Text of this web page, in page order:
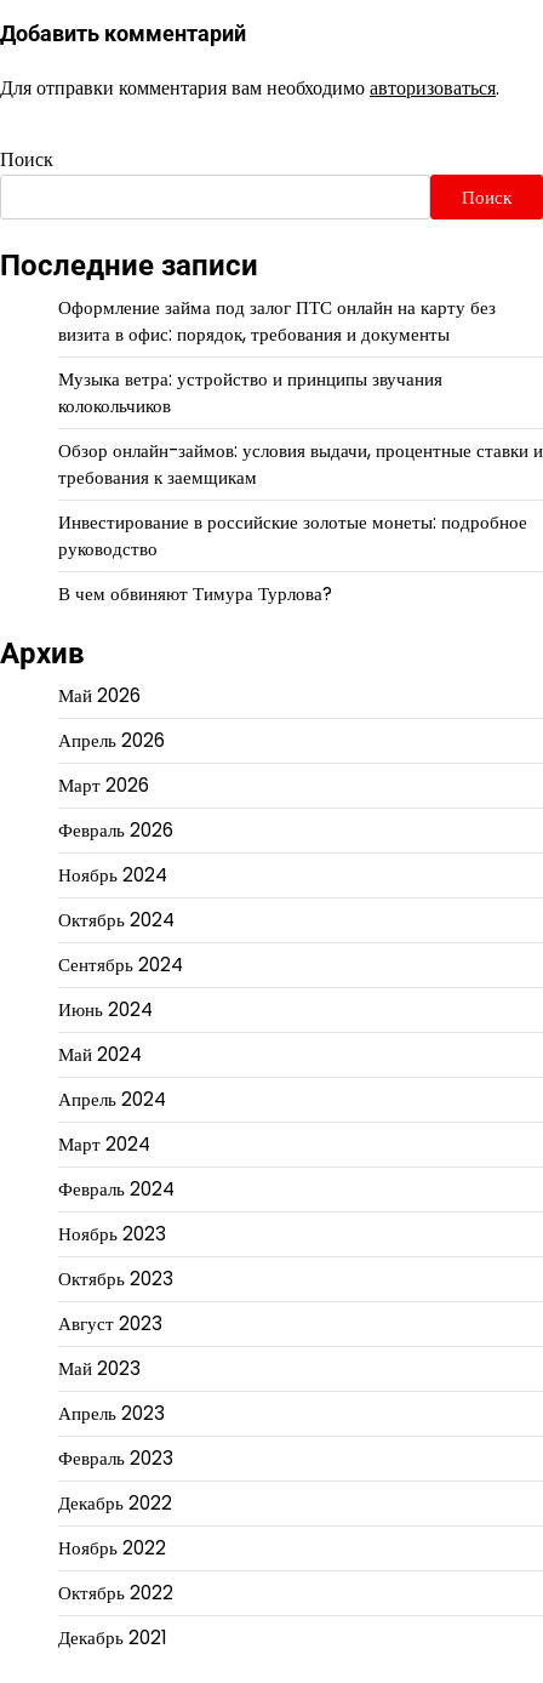
Добавить комментарий
Для отправки комментария вам необходимоавторизоваться.
Поиск
Поиск
Последние записи
Оформление займа под залог ПТС онлайн на карту без
визита в офис: порядок, требования и документы
Музыка ветра: устройство и принципы звучания
колокольчиков
Обзор онлайн-займов: условия выдачи, процентные ставки и
требования к заемщикам
Инвестирование в российские золотые монеты: подробное
руководство
В чем обвиняют Тимура Турлова?
Архив
Май 2026
Апрель 2026
Март 2026
Февраль 2026
Ноябрь 2024
Октябрь 2024
Сентябрь 2024
Июнь 2024
Май 2024
Апрель 2024
Март 2024
Февраль 2024
Ноябрь 2023
Октябрь 2023
Август 2023
Май 2023
Апрель 2023
Февраль 2023
Декабрь 2022
Ноябрь 2022
Октябрь 2022
Декабрь 2021